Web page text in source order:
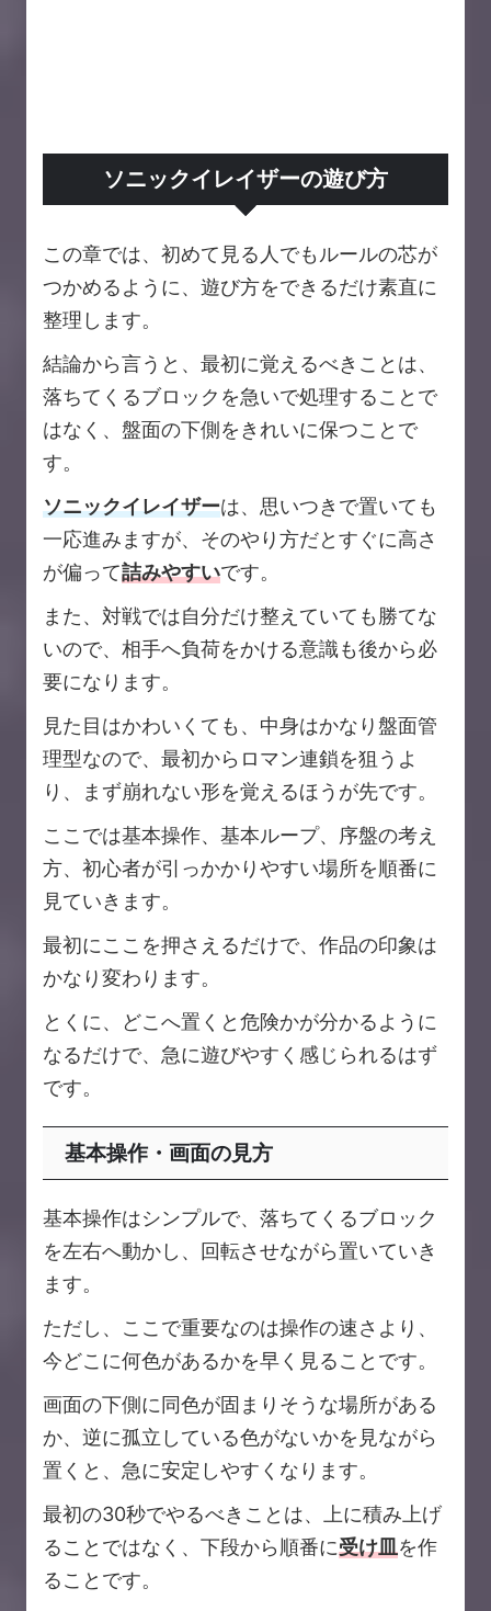
ソニックイレイザーの遊び方
この章では、初めて見る人でもルールの芯が
つかめるように、遊び方をできるだけ素直に
整理します。
結論から言うと、最初に覚えるべきことは、
落ちてくるブロックを急いで処理することで
はなく、盤面の下側をきれいに保つことで
す。
ソニックイレイザーは、思いつきで置いても
一応進みますが、そのやり方だとすぐに高さ
が偏って詰みやすいです。
また、対戦では自分だけ整えていても勝てな
いので、相手へ負荷をかける意識も後から必
要になります。
見た目はかわいくても、中身はかなり盤面管
理型なので、最初からロマン連鎖を狙うよ
り、まず崩れない形を覚えるほうが先です。
ここでは基本操作、基本ループ、序盤の考え
方、初心者が引っかかりやすい場所を順番に
見ていきます。
最初にここを押さえるだけで、作品の印象は
かなり変わります。
とくに、どこへ置くと危険かが分かるように
なるだけで、急に遊びやすく感じられるはず
です。
基本操作・画面の見方
基本操作はシンプルで、落ちてくるブロック
を左右へ動かし、回転させながら置いていき
ます。
ただし、ここで重要なのは操作の速さより、
今どこに何色があるかを早く見ることです。
画面の下側に同色が固まりそうな場所がある
か、逆に孤立している色がないかを見ながら
置くと、急に安定しやすくなります。
最初の30秒でやるべきことは、上に積み上げ
ることではなく、下段から順番に受け皿を作
ることです。